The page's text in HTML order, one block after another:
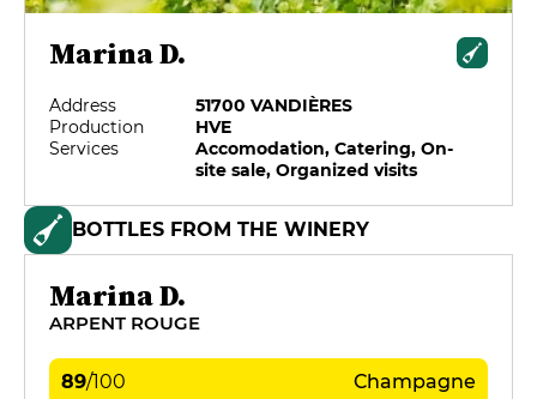
Marina D.
Address
51700 VANDIÈRES
Production
HVE
Services
Accomodation, Catering, On-
site sale, Organized visits
BOTTLES FROM THE WINERY
Marina D.
ARPENT ROUGE
89/100 Champagne